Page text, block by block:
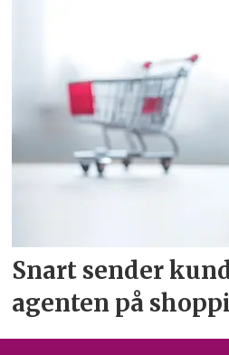
Snart sender
agenten på